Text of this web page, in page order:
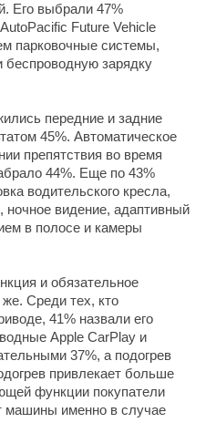
Его выбрали 47%
Future Vehicle
парковочные системы,
беспроводную зарядку
передние и задние
45%. Автоматическое
препятствия во время
44%. Еще по 43%
водительского кресла,
видение, адаптивный
в полосе и камеры
и обязательное
Среди тех, кто
41% назвали его
Apple CarPlay и
37%, а подогрев
привлекает больше
функции покупатели
машины именно в случае